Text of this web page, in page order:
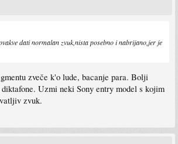
dati normalan zvuk,nista posebno i nabrijano,jer je
zveče k'o lude, bacanje para. Bolji
Uzmi neki Sony entry model s kojim
zvuk.